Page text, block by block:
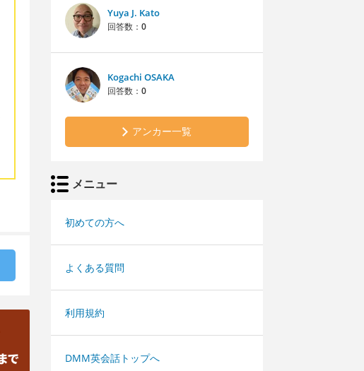
Yuya J. Kato
回答数： 0
Kogachi OSAKA
回答数： 0
アンカー一覧
メニュー
初めての方へ
よくある質問
利用規約
DMM英会話トップへ